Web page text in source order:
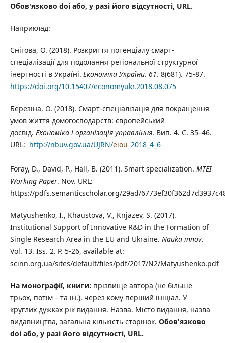
Обов'язково doi або, у разі його відсутності, URL.
Наприклад:
Снігова, О. (2018). Розкриття потенціалу смарт-
спеціалізації для подолання регіональної структурної
інертності в Україні. Економіка України. 61. 8(681). 75-87.
https://doi.org/10.15407/economyukr.2018.08.075
Березіна, О. (2018). Смарт-спеціалізація для покращення
умов життя домогосподарств: європейський
досвід. Економіка і організація управління. Вип. 4. С. 35–46.
URL: http://nbuv.gov.ua/UJRN/eiou _2018_4_6
Foray, D., David, P., Hall, B. (2011). Smart specialization. MTEI
Working Paper. Nov. URL:
https://pdfs.semanticscholar.org/29ad/
Matyushenko, I., Khaustova, V., Knjazev, S. (2017).
Institutional Support of Innovative R&D in the Formation of
Single Research Area in the EU and Ukraine. Nauka innov.
Vol. 13. Iss. 2. P. 5-26, available at:
scinn.org.ua/sites/default/files/pdf/2017/N2/Matyushenko.pdf
На монографії, книги: прізвище автора (не більше
трьох, потім – та ін.), через кому перший ініціал. У
круглих дужках рік видання. Назва. Місто видання, назва
видавництва, загальна кількість сторінок. Обов'язково
doi або, у разі його відсутності, URL.